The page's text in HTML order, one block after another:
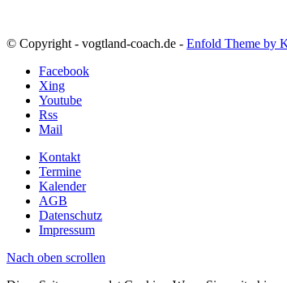
© Copyright - vogtland-coach.de - Enfold Theme by
Facebook
Xing
Youtube
Rss
Mail
Kontakt
Termine
Kalender
AGB
Datenschutz
Impressum
Nach oben scrollen